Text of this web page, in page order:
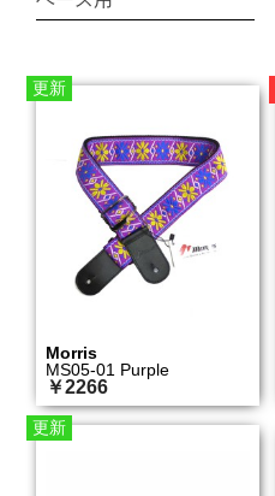
更新
Morris
MS05-01 Purple
￥2266
更新